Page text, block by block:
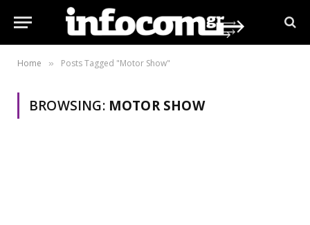
Home » Posts Tagged "Motor Show"
BROWSING: MOTOR SHOW